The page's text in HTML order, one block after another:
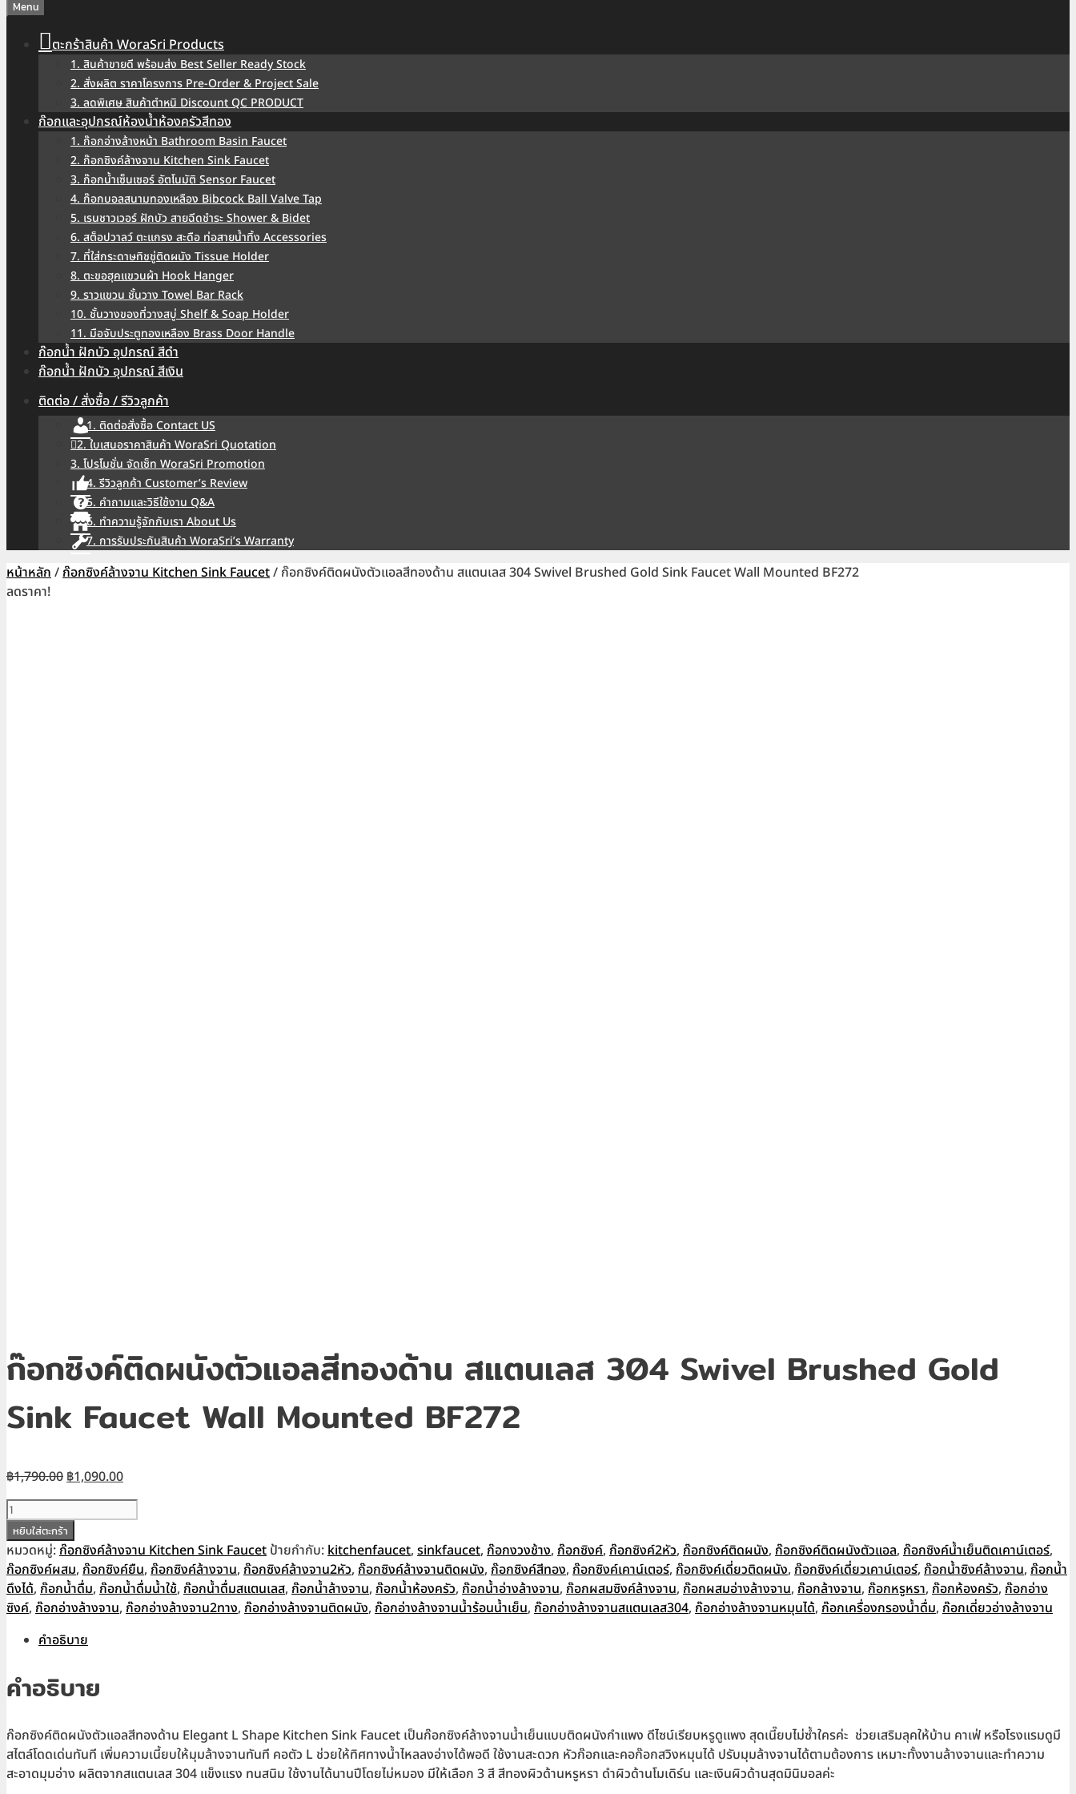
Menu
ตะกร้าสินค้า WoraSri Products
1. สินค้าขายดี พร้อมส่ง Best Seller Ready Stock
2. สั่งผลิต ราคาโครงการ Pre-Order & Project Sale
3. ลดพิเศษ สินค้าตำหนิ Discount QC PRODUCT
ก๊อกและอุปกรณ์ห้องน้ำห้องครัวสีทอง
1. ก๊อกอ่างล้างหน้า Bathroom Basin Faucet
2. ก๊อกซิงค์ล้างจาน Kitchen Sink Faucet
3. ก๊อกน้ำเซ็นเซอร์ อัตโนมัติ Sensor Faucet
4. ก๊อกบอลสนามทองเหลือง Bibcock Ball Valve Tap
5. เรนชาวเวอร์ ฝักบัว สายฉีดชำระ Shower & Bidet
6. สต็อปวาลว์ ตะแกรง สะดือ ท่อสายน้ำทิ้ง Accessories
7. ที่ใส่กระดาษทิชชู่ติดผนัง Tissue Holder
8. ตะขอฮุคแขวนผ้า Hook Hanger
9. ราวแขวน ชั้นวาง Towel Bar Rack
10. ชั้นวางของที่วางสบู่ Shelf & Soap Holder
11. มือจับประตูทองเหลือง Brass Door Handle
ก๊อกน้ำ ฝักบัว อุปกรณ์ สีดำ
ก๊อกน้ำ ฝักบัว อุปกรณ์ สีเงิน
ติดต่อ / สั่งซื้อ / รีวิวลูกค้า
1. ติดต่อสั่งซื้อ Contact US
2. ใบเสนอราคาสินค้า WoraSri Quotation
3. โปรโมชั่น จัดเซ็ท WoraSri Promotion
4. รีวิวลูกค้า Customer’s Review
5. คำถามและวิธีใช้งาน Q&A
6. ทำความรู้จักกับเรา About Us
7. การรับประกันสินค้า WoraSri’s Warranty
หน้าหลัก / ก๊อกซิงค์ล้างจาน Kitchen Sink Faucet/ ก๊อกซิงค์ติดผนังตัวแอลสีทองด้าน สแตนเลส 304 Swivel Brushed Gold Sink Faucet Wall Mounted BF272
ลดราคา!
ก๊อกซิงค์ติดผนังตัวแอลสีทองด้าน สแตนเลส 304 Swivel Brushed Gold
Sink Faucet Wall Mounted BF272
฿1,790.00 Original
price
was:
฿1,790.00.
฿1,090.00Current
price
is:
จำนวน
ก๊อก
ซิงค์
ติด
ผนัง
ตัว
ทอง
ด้าน
แตน
เลส
304
หยิบใส่ตะกร้า
หมวดหมู่:ก๊อกซิงค์ล้างจาน Kitchen Sink Faucet ป้ายกำกับ:kitchenfaucet, sinkfaucet, ก๊อกงวงช้าง, ก๊อกซิงค์, ก๊อกซิงค์2หัว, ก๊อกซิงค์ติดผนัง, ก๊อกซิงค์ติดผนังตัวแอล, ก๊อกซิงค์น้ำเย็นติดเคาน์เตอร์,
ก๊อกซิงค์ผสม, ก๊อกซิงค์ยืน, ก๊อกซิงค์ล้างจาน, ก๊อกซิงค์ล้างจาน2หัว, ก๊อกซิงค์ล้างจานติดผนัง, ก๊อกซิงค์สีทอง, ก๊อกซิงค์เคาน์เตอร์, ก๊อกซิงค์เดี่ยวติดผนัง, ก๊อกซิงค์เดี่ยวเคาน์เตอร์, ก๊อกน้ำซิงค์ล้างจาน, ก๊อกน้ำ
ดึงได้, ก๊อกน้ำดื่ม, ก๊อกน้ำดื่มน้ำใช้, ก๊อกน้ำดื่มสแตนเลส, ก๊อกน้ำล้างจาน, ก๊อกน้ำห้องครัว, ก๊อกน้ำอ่างล้างจาน, ก๊อกผสมซิงค์ล้างจาน, ก๊อกผสมอ่างล้างจาน, ก๊อกล้างจาน, ก๊อกหรูหรา, ก๊อกห้องครัว, ก๊อกอ่าง
ซิงค์, ก๊อกอ่างล้างจาน, ก๊อกอ่างล้างจาน2ทาง, ก๊อกอ่างล้างจานติดผนัง, ก๊อกอ่างล้างจานน้ำร้อนน้ำเย็น, ก๊อกอ่างล้างจานสแตนเลส304, ก๊อกอ่างล้างจานหมุนได้, ก๊อกเครื่องกรองน้ำดื่ม, ก๊อกเดี่ยวอ่างล้างจาน
คำอธิบาย
คำอธิบาย
ก๊อกซิงค์ติดผนังตัวแอลสีทองด้าน Elegant L Shape Kitchen Sink Faucet เป็นก๊อกซิงค์ล้างจานน้ำเย็นแบบติดผนังกำแพง ดีไซน์เรียบหรูดูแพง สุดเนี๊ยบไม่ซ้ำใครค่ะ ช่วยเสริมลุคให้บ้าน คาเฟ่ หรือโรงแรมดูมี
สไตล์โดดเด่นทันที เพิ่มความเนี้ยบให้มุมล้างจานทันที คอตัว L ช่วยให้ทิศทางน้ำไหลลงอ่างได้พอดี ใช้งานสะดวก หัวก๊อกและคอก๊อกสวิงหมุนได้ ปรับมุมล้างจานได้ตามต้องการ เหมาะทั้งงานล้างจานและทำความ
สะอาดมุมอ่าง ผลิตจากสแตนเลส 304 แข็งแรง ทนสนิม ใช้งานได้นานปีโดยไม่หมอง มีให้เลือก 3 สี สีทองผิวด้านหรูหรา ดำผิวด้านโมเดิร์น และเงินผิวด้านสุดมินิมอลค่ะ